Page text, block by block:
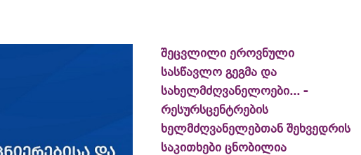
შეცვლილი ეროვნული
სასწავლო გეგმა და
სახელმძღვანელოები... -
რესურსცენტრების
ხელმძღვანელებთან შეხვედრის
საკითხები ცნობილია